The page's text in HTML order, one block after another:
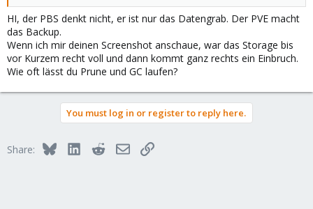
HI, der PBS denkt nicht, er ist nur das Datengrab. Der PVE macht
das Backup.
Wenn ich mir deinen Screenshot anschaue, war das Storage bis
vor Kurzem recht voll und dann kommt ganz rechts ein Einbruch.
Wie oft lässt du Prune und GC laufen?
You must log in or register to reply here.
Share: BlueskyLinkedInRedditEmailLink